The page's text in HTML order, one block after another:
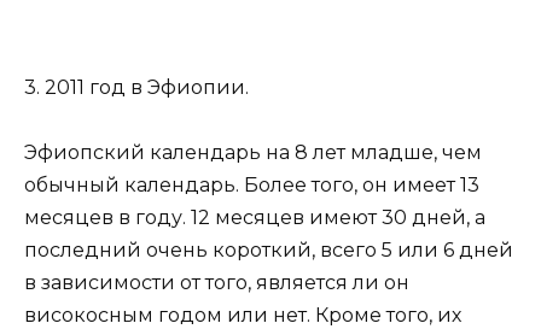
3. 2011 год в Эфиопии.
Эфиопский календарь на 8 лет младше, чем
обычный календарь. Более того, он имеет 13
месяцев в году. 12 месяцев имеют 30 дней, а
последний очень короткий, всего 5 или 6 дней
в зависимости от того, является ли он
високосным годом или нет. Кроме того, их